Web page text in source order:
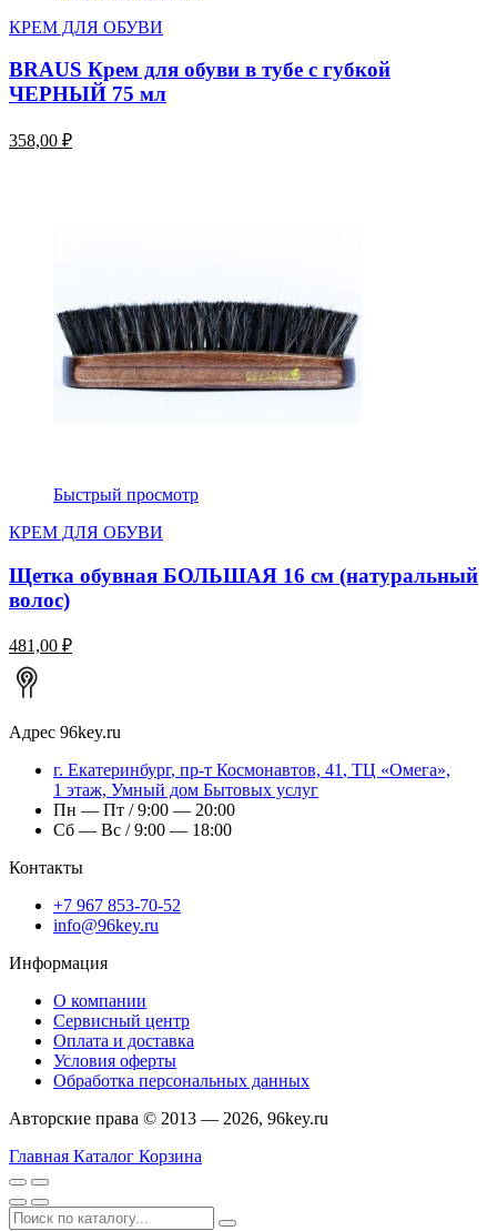
КРЕМ ДЛЯ ОБУВИ
BRAUS Крем для обуви в тубе с губкой
ЧЕРНЫЙ 75 мл
358,00 ₽
Быстрый просмотр
КРЕМ ДЛЯ ОБУВИ
Щетка обувная БОЛЬШАЯ 16 см (натуральный
волос)
481,00 ₽
Адрес 96key.ru
г. Екатеринбург, пр-т Космонавтов, 41, ТЦ «Омега»,
1 этаж, Умный дом Бытовых услуг
Пн — Пт / 9:00 — 20:00
Сб — Вс / 9:00 — 18:00
Контакты
+7 967 853-70-52
info@96key.ru
Информация
О компании
Сервисный центр
Оплата и доставка
Условия оферты
Обработка персональных данных
Авторские права © 2013 — 2026, 96key.ru
Главная Каталог Корзина